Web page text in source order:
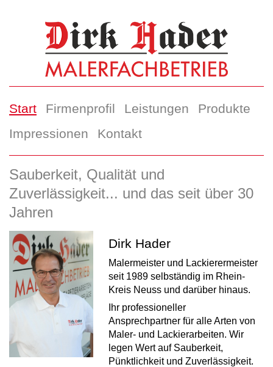
Start Firmenprofil Leistungen
Produkte
Impressionen
Kontakt
Sauberkeit, Qualität und
Zuverlässigkeit... und das seit über 30
Jahren
Dirk Hader
Malermeister und Lackierermeister
seit 1989 selbständig im Rhein-
Kreis Neuss und darüber hinaus.
Ihr professioneller
Ansprechpartner für alle Arten von
Maler- und Lackierarbeiten. Wir
legen Wert auf Sauberkeit,
Pünktlichkeit und Zuverlässigkeit.